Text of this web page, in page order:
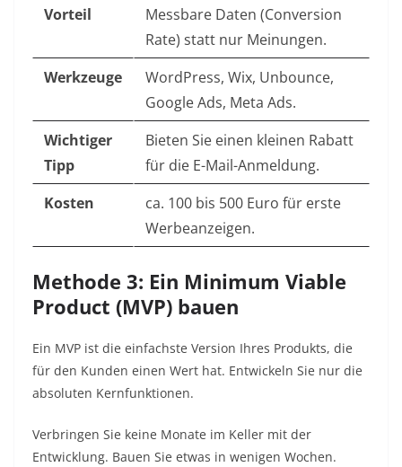
Vorteil
Messbare Daten (Conversion
Rate) statt nur Meinungen.
Werkzeuge
WordPress, Wix, Unbounce,
Google Ads, Meta Ads.
Wichtiger
Tipp
Bieten Sie einen kleinen Rabatt
für die E-Mail-Anmeldung.
Kosten
ca. 100 bis 500 Euro für erste
Werbeanzeigen.
Methode 3: Ein Minimum Viable
Product (MVP) bauen
Ein MVP ist die einfachste Version Ihres Produkts, die
für den Kunden einen Wert hat. Entwickeln Sie nur die
absoluten Kernfunktionen.
Verbringen Sie keine Monate im Keller mit der
Entwicklung. Bauen Sie etwas in wenigen Wochen.